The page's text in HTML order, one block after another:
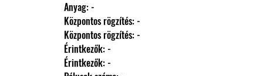
                Anyag: -
                Központos rögzítés: -
                Központos rögzítés: -
                Érintkezők: -
                Érintkezők: -